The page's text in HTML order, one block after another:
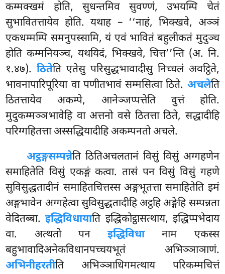
कम्मक्खमं होति, सुधन्तमिव सुवण्णं, उभयम्पि चेतं
सुभावितत्तायेव होति. यथाह – ‘‘नाहं, भिक्खवे, अञ्ञं
एकधम्मम्पि समनुपस्सामि, यं एवं भावितं बहुलीकतं मुदुञ्च
होति कम्मनियञ्च, यथयिदं, भिक्खवे, चित्त’’न्ति (अ. नि.
१.४७).ठितेति एतेसु परिसुद्धभावादीसु निच्चलं अवट्ठिते,
भावनापारिपूरिया वा पणीतभावं सम्मसित्वा ठिते. अचलेति
ठितत्तायेव अकम्पे, आनेञ्जप्पत्तेति वुत्तं होति.
मुदुकम्मञ्ञभावेहि वा अत्तनो वसे ठितत्ता ठिते, सद्धादीहि
परिग्गहितत्ता अस्सद्धियादीहि अकम्पनतो अचले.
अट्ठङ्गसम्पन्नेति ठितिअचलतानं विसुं विसुं अग्गहणेन
समाहितेति विसुं एकङ्गं कत्वा. तासं पन विसुं विसुं गहणे
सुविसुद्धतादीनं समाहितचित्तस्स अङ्गभूतत्ता समाहितेति इमं
अङ्गभावेन अग्गहेत्वा सुविसुद्धतादीहि अट्ठहि अङ्गेहि सम्पन्नता
वेदितब्बा.इद्धिविधायाति इद्धिकोट्ठासत्थाय, इद्धिप्पभेदाय
वा. अत्थतो पनइद्धिविधानाम एकस्स
बहुभावादिअनेकविधानपच्चयभूतं अभिञ्ञाञाणं.
अभिनीहरतीति अभिञ्ञाधिगमत्थाय परिकम्मचित्तं